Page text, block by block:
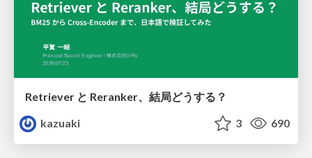
Retriever と Reranker、結局どうする？
kazuaki
3 690